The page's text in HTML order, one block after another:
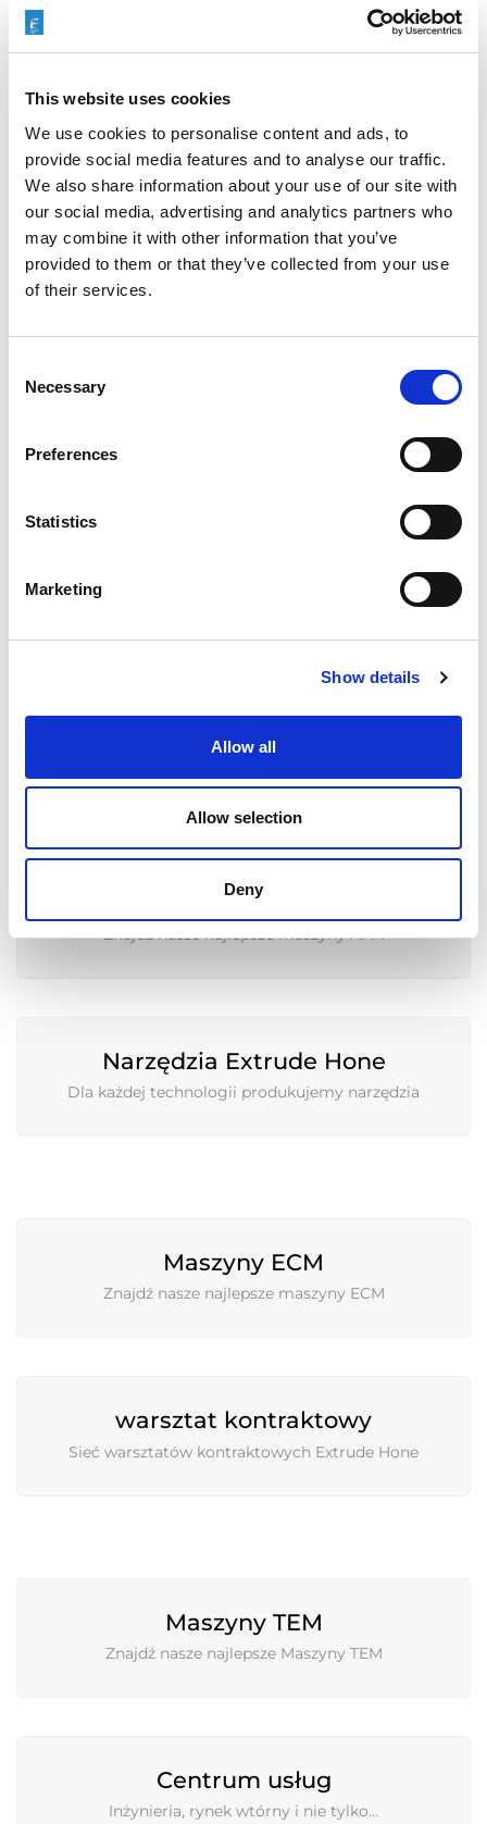
This website uses cookies
We use cookies to personalise content and ads, to
provide social media features and to analyse our traffic.
We also share information about your use of our site with
our social media, advertising and analytics partners who
may combine it with other information that you’ve
provided to them or that they’ve collected from your use
of their services.
Selection
Necessary
Preferences
Statistics
Marketing
Show details
Allow all
Allow selection
Deny
złożone kształty i trudne w
Prawidłowe wykończenie
elementów metalowych zwiększa
bezpieczeństwo, niezawodność i
wydajność całego budowanego
systemu, zwiększając tym
samym wartość oferty dla
klientów.
ROZWIĄZANIA DO EXTRUDE
HONE
Maszyny AFM
Znajdź nasze najlepsze maszyny AFM
Narzędzia Extrude Hone
Dla każdej technologii produkujemy narzędzia
Maszyny ECM
Znajdź nasze najlepsze maszyny ECM
warsztat kontraktowy
Sieć warsztatów kontraktowych Extrude Hone
Maszyny TEM
Znajdź nasze najlepsze Maszyny TEM
Centrum usług
Inżynieria, rynek wtórny i nie tylko…